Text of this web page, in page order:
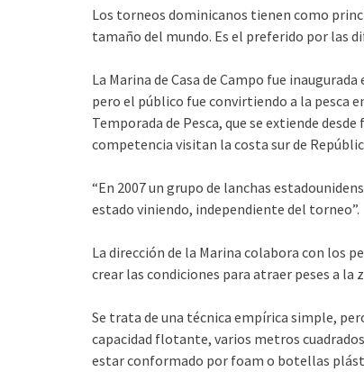
Los torneos dominicanos tienen como
tamaño del mundo. Es el preferido por las
La Marina de Casa de Campo fue
pero el público fue convirtiendo a la pesca
Temporada de Pesca, que se extiende
competencia visitan la costa sur de
“En 2007 un grupo de lanchas
estado viniendo, independiente del torneo”.
La dirección de la Marina colabora con los
crear las condiciones para atraer peses a
Se trata de una técnica empírica simple,
capacidad flotante, varios metros
estar conformado por foam o botellas